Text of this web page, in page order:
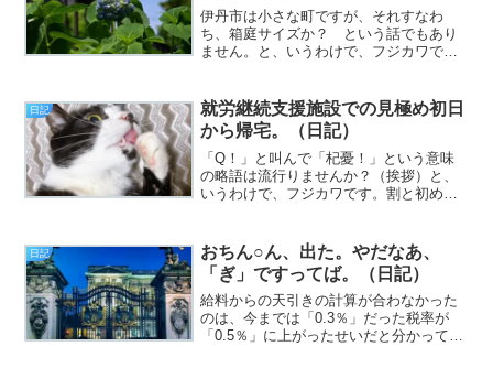
伊丹市は小さな町ですが、それすなわ
ち、箱庭サイズか？ という話でもあり
ません。と、いうわけで、フジカワで
ですが、今朝になってさりげに大きなバ
グを見つ...
日記
就労継続支援施設での見極め初日
から帰宅。（日記）
「Q！」と叫んで「杞憂！」という意味
の略語は流行りませんか？（挨拶）と、
いうわけで、フジカワです。割と初めて
子の僕がなぜ、書くことが好きでたまら
ない性分に生まれついたの...
日記
おちん○ん、出た。やだなあ、
「ぎ」ですってば。（日記）
給料からの天引きの計算が合わなかった
のは、今までは「0.3％」だった税率が
「0.5％」に上がったせいだと分かって、